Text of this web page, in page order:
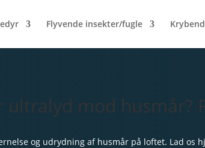
Flyvende insekter/fugle
mod husmår?
og udrydning af husmår på loftet. Lad os